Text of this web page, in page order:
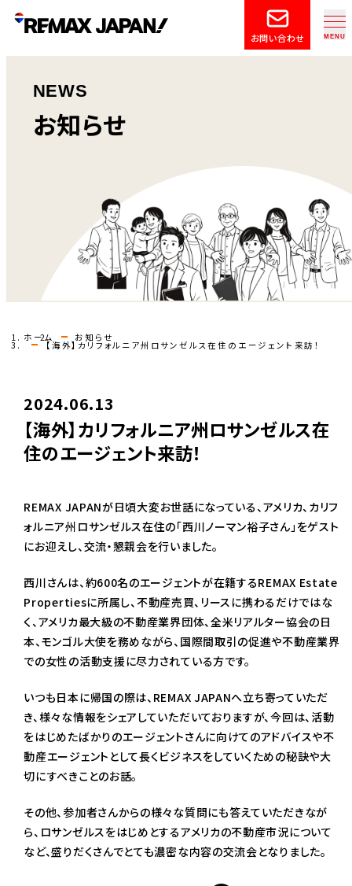
お問い合わせ
NEWS
お知らせ
ホーム お知らせ
【海外】カリフォルニア州ロサンゼルス在住のエージェント来訪！
2024.06.13
【海外】カリフォルニア州ロサンゼルス在
住のエージェント来訪！
REMAX JAPANが日頃大変お世話になっている、アメリカ、カリフ
ォルニア州ロサンゼルス在住の「西川ノーマン裕子さん」をゲスト
にお迎えし、交流・懇親会を行いました。
西川さんは、約600名のエージェントが在籍するREMAX Estate
Propertiesに所属し、不動産売買、リースに携わるだけではな
く、アメリカ最大級の不動産業界団体、全米リアルター協会の日
本、モンゴル大使を務めながら、国際間取引の促進や不動産業界
での女性の活動支援に尽力されている方です。
いつも日本に帰国の際は、REMAX JAPANへ立ち寄っていただ
き、様々な情報をシェアしていただいておりますが、今回は、活動
をはじめたばかりのエージェントさんに向けてのアドバイスや不
動産エージェントとして長くビジネスをしていくための秘訣や大
切にすべきことのお話。
その他、参加者さんからの様々な質問にも答えていただきなが
ら、ロサンゼルスをはじめとするアメリカの不動産市況について
など、盛りだくさんでとても濃密な内容の交流会となりました。